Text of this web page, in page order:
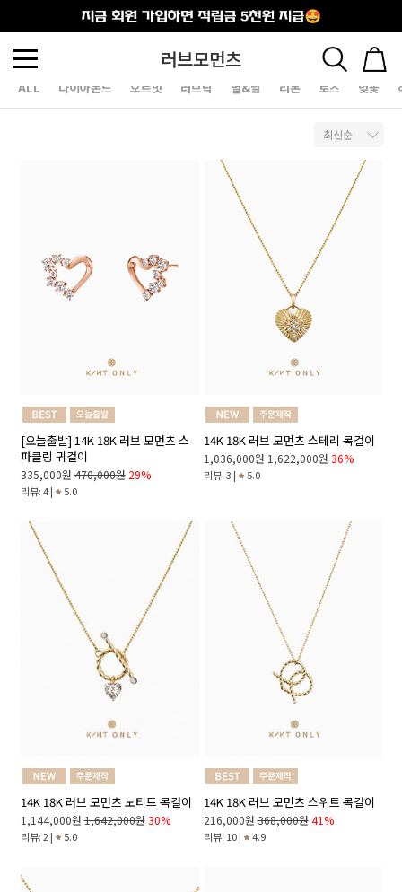
출석체크
러브모먼츠
ALL 다이아몬드 오르빗 러브락 별&달 리본 로즈 벚꽃
[오늘출발] 14K 18K 러브 모먼츠 스
파클링 귀걸이
335,000원 470,000원 29%
리뷰: 4 | 5.0
14K 18K 러브 모먼츠 스테리 목걸이
1,036,000원 1,622,000원 36%
리뷰: 3 | 5.0
14K 18K 러브 모먼츠 노티드 목걸이
1,144,000원 1,642,000원 30%
리뷰: 2 | 5.0
14K 18K 러브 모먼츠 스위트 목걸이
216,000원 368,000원 41%
리뷰: 10 | 4.9